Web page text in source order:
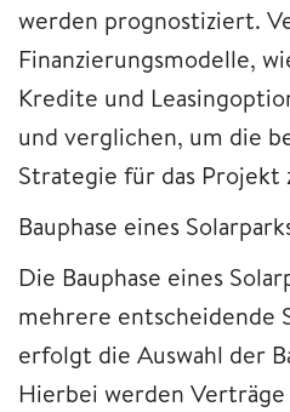
werden prognostiziert.
Finanzierungsmodelle,
Kredite und
und verglichen, um die
Strategie für das Projekt
Bauphase eines
Die Bauphase eines
mehrere entscheidende
erfolgt die Auswahl der
Hierbei werden